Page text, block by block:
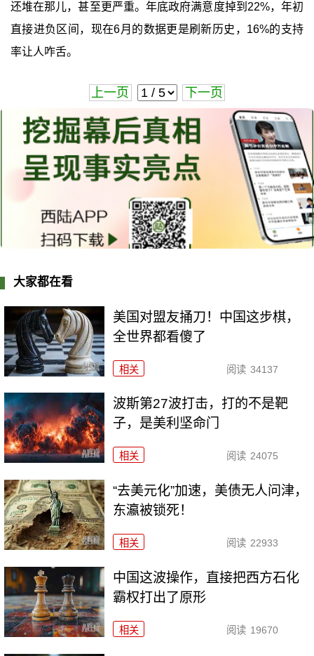
还堆在那儿，甚至更严重。年底政府满意度掉到22%，年初
直接进负区间，现在6月的数据更是刷新历史，16%的支持
率让人咋舌。
上一页 下一页
大家都在看
美国对盟友捅刀！中国这步棋，
全世界都看傻了
相关 阅读 34137
波斯第27波打击，打的不是靶
子，是美利坚命门
相关 阅读 24075
“去美元化”加速，美债无人问津，
东瀛被锁死！
相关 阅读 22933
中国这波操作，直接把西方石化
霸权打出了原形
相关 阅读 19670